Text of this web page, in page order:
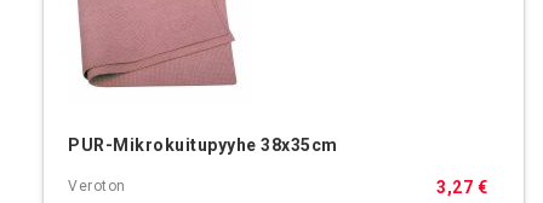
PUR-Mikrokuitupyyhe 38x35cm
3,27 €